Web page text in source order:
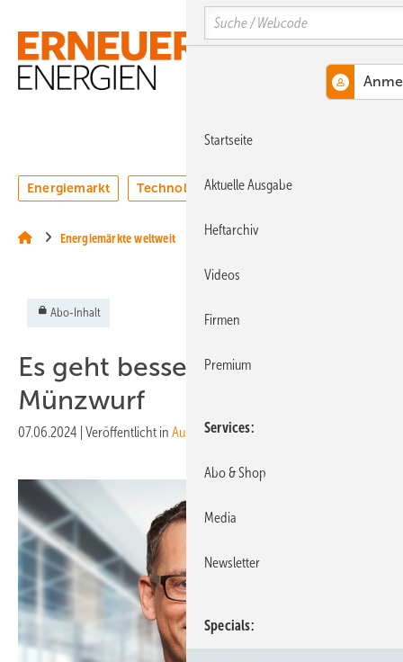
Hauptinhalt
Hauptmenü
SiteSearch
MENÜ
Energiemarkt Technologie Webinare
Energiemärkte weltweit
Abo-Inhalt
Es geht besser als der
Münzwurf
07.06.2024 Veröffentlicht in Ausgabe 05-2024
Search
Startseite
Aktuelle Ausgabe
Heftarchiv
Videos
Firmen
Premium
Services
Abo & Shop
Media
Newsletter
Specials